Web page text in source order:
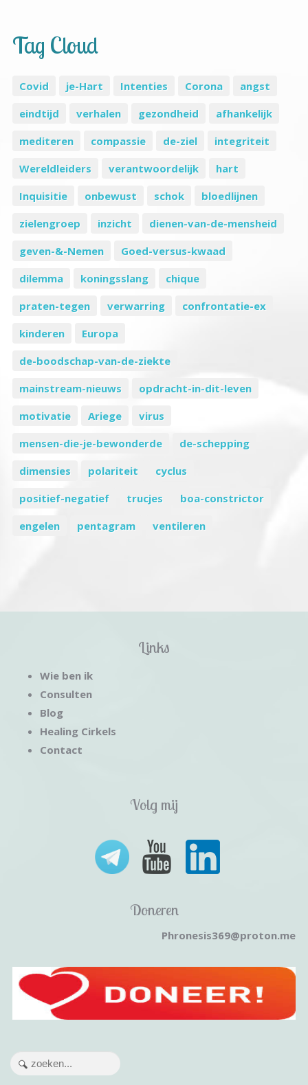
Tag Cloud
Covid je-Hart Intenties Corona
angst
eindtijd
verhalen gezondheid
afhankelijk
mediteren
compassie de-ziel
integriteit
Wereldleiders
verantwoordelijk
hart
Inquisitie
onbewust schok
bloedlijnen
zielengroep
inzicht
dienen-van-de-mensheid
geven-&-Nemen
Goed-versus-kwaad
dilemma
koningsslang
chique
praten-tegen
verwarring
confrontatie-ex
kinderen
Europa
de-boodschap-van-de-ziekte
mainstream-nieuws
opdracht-in-dit-leven
motivatie
Ariege
virus
mensen-die-je-bewonderde
de-schepping
dimensies
polariteit
cyclus
positief-negatief
trucjes
boa-constrictor
engelen
pentagram ventileren
Links
Wie ben ik
Consulten
Blog
Healing Cirkels
Contact
Volg mij
Doneren
Phronesis369@proton.me